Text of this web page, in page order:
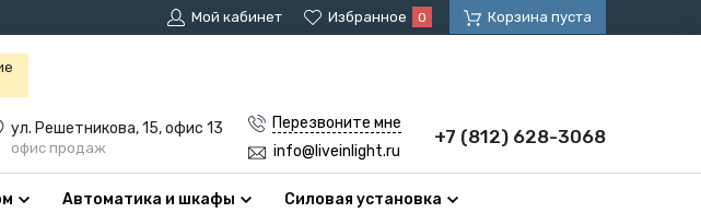
Мой кабинет Избранное 0 Корзина пуста
ул. Решетникова, 15, офис 13
офис продаж
Перезвоните мне
info@liveinlight.ru
+7 (812) 628-3068
Автоматика и шкафы Силовая установка